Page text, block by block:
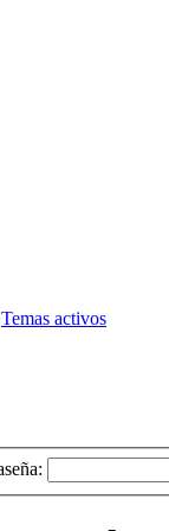
Temas activos